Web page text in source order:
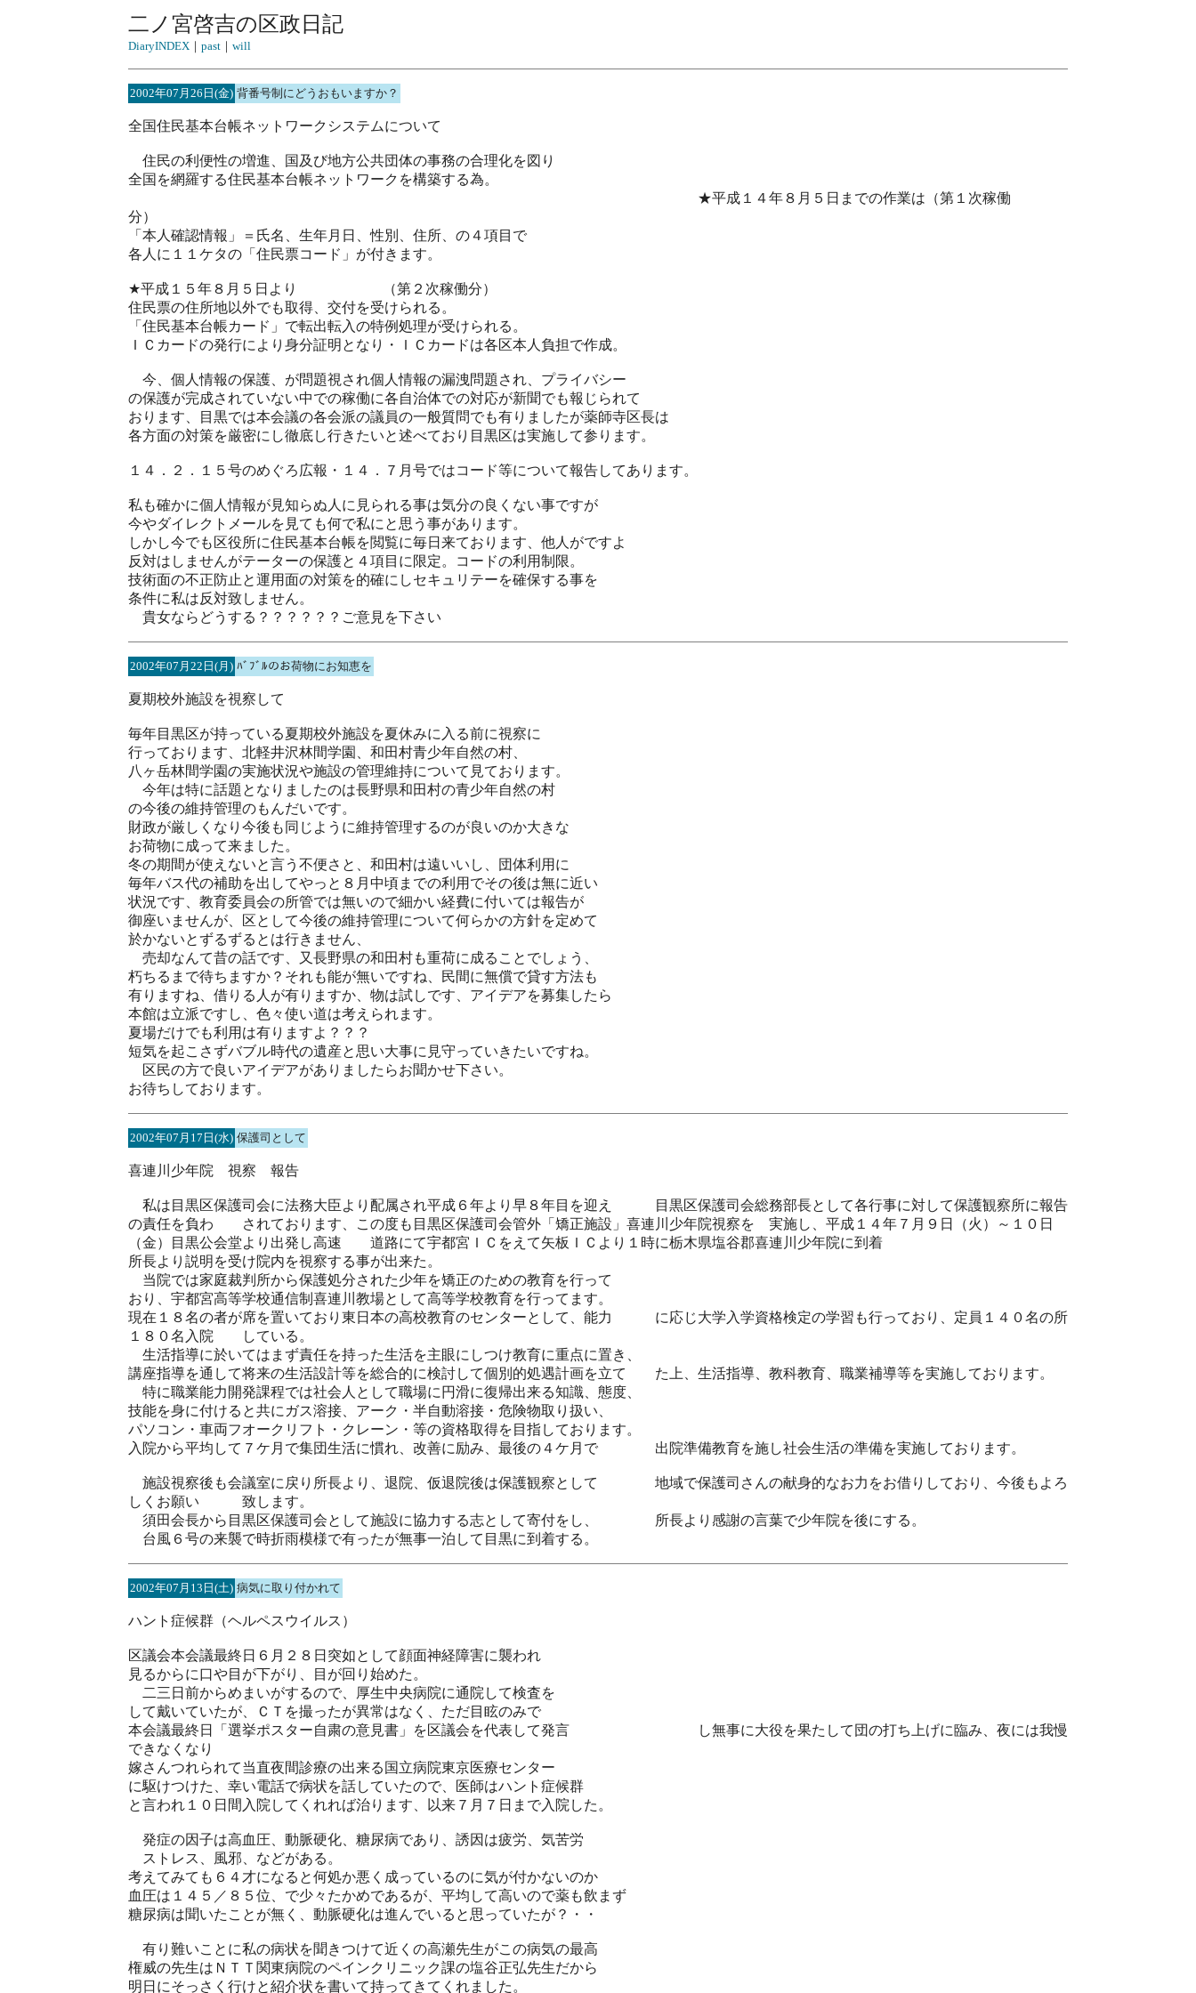
二ノ宮啓吉の区政日記
DiaryINDEX ｜ past ｜ will
2002年07月26日(金) 背番号制にどうおもいますか？
全国住民基本台帳ネットワークシステムについて
住民の利便性の増進、国及び地方公共団体の事務の合理化を図り
全国を網羅する住民基本台帳ネットワークを構築する為。
★平成１４年８月５日までの作業は（第１次稼働
分）
「本人確認情報」＝氏名、生年月日、性別、住所、の４項目で
各人に１１ケタの「住民票コード」が付きます。
★平成１５年８月５日より （第２次稼働分）
住民票の住所地以外でも取得、交付を受けられる。
「住民基本台帳カード」で転出転入の特例処理が受けられる。
ＩＣカードの発行により身分証明となり・ＩＣカードは各区本人負担で作成。
今、個人情報の保護、が問題視され個人情報の漏洩問題され、プライバシー
の保護が完成されていない中での稼働に各自治体での対応が新聞でも報じられて
おります、目黒では本会議の各会派の議員の一般質問でも有りましたが薬師寺区長は
各方面の対策を厳密にし徹底し行きたいと述べており目黒区は実施して参ります。
１４．２．１５号のめぐろ広報・１４．７月号ではコード等について報告してあります。
私も確かに個人情報が見知らぬ人に見られる事は気分の良くない事ですが
今やダイレクトメールを見ても何で私にと思う事があります。
しかし今でも区役所に住民基本台帳を閲覧に毎日来ております、他人がですよ
反対はしませんがテーターの保護と４項目に限定。コードの利用制限。
技術面の不正防止と運用面の対策を的確にしセキュリテーを確保する事を
条件に私は反対致しません。
貴女ならどうする？？？？？？ご意見を下さい
2002年07月22日(月) ﾊﾞﾌﾞﾙのお荷物にお知恵を
夏期校外施設を視察して
毎年目黒区が持っている夏期校外施設を夏休みに入る前に視察に
行っております、北軽井沢林間学園、和田村青少年自然の村、
八ヶ岳林間学園の実施状況や施設の管理維持について見ております。
今年は特に話題となりましたのは長野県和田村の青少年自然の村
の今後の維持管理のもんだいです。
財政が厳しくなり今後も同じように維持管理するのが良いのか大きな
お荷物に成って来ました。
冬の期間が使えないと言う不便さと、和田村は遠いいし、団体利用に
毎年バス代の補助を出してやっと８月中頃までの利用でその後は無に近い
状況です、教育委員会の所管では無いので細かい経費に付いては報告が
御座いませんが、区として今後の維持管理について何らかの方針を定めて
於かないとずるずるとは行きません、
売却なんて昔の話です、又長野県の和田村も重荷に成ることでしょう、
朽ちるまで待ちますか？それも能が無いですね、民間に無償で貸す方法も
有りますね、借りる人が有りますか、物は試しです、アイデアを募集したら
本館は立派ですし、色々使い道は考えられます。
夏場だけでも利用は有りますよ？？？
短気を起こさずバブル時代の遺産と思い大事に見守っていきたいですね。
区民の方で良いアイデアがありましたらお聞かせ下さい。
お待ちしております。
2002年07月17日(水) 保護司として
喜連川少年院 視察 報告
私は目黒区保護司会に法務大臣より配属され平成６年より早８年目を迎え 目黒区保護司会総務部長として各行事に対して保護観察所に報告
の責任を負わ されております、この度も目黒区保護司会管外「矯正施設」喜連川少年院視察を 実施し、平成１４年７月９日（火）～１０日
（金）目黒公会堂より出発し高速 道路にて宇都宮ＩＣをえて矢板ＩＣより１時に栃木県塩谷郡喜連川少年院に到着
所長より説明を受け院内を視察する事が出来た。
当院では家庭裁判所から保護処分された少年を矯正のための教育を行って
おり、宇都宮高等学校通信制喜連川教場として高等学校教育を行ってます。
現在１８名の者が席を置いており東日本の高校教育のセンターとして、能力 に応じ大学入学資格検定の学習も行っており、定員１４０名の所
１８０名入院 している。
生活指導に於いてはまず責任を持った生活を主眼にしつけ教育に重点に置き、
講座指導を通して将来の生活設計等を総合的に検討して個別的処遇計画を立て た上、生活指導、教科教育、職業補導等を実施しております。
特に職業能力開発課程では社会人として職場に円滑に復帰出来る知識、態度、
技能を身に付けると共にガス溶接、アーク・半自動溶接・危険物取り扱い、
パソコン・車両フオークリフト・クレーン・等の資格取得を目指しております。
入院から平均して７ケ月で集団生活に慣れ、改善に励み、最後の４ケ月で 出院準備教育を施し社会生活の準備を実施しております。
施設視察後も会議室に戻り所長より、退院、仮退院後は保護観察として 地域で保護司さんの献身的なお力をお借りしており、今後もよろ
しくお願い 致します。
須田会長から目黒区保護司会として施設に協力する志として寄付をし、 所長より感謝の言葉で少年院を後にする。
台風６号の来襲で時折雨模様で有ったが無事一泊して目黒に到着する。
2002年07月13日(土) 病気に取り付かれて
ハント症候群（ヘルペスウイルス）
区議会本会議最終日６月２８日突如として顔面神経障害に襲われ
見るからに口や目が下がり、目が回り始めた。
二三日前からめまいがするので、厚生中央病院に通院して検査を
して戴いていたが、ＣＴを撮ったが異常はなく、ただ目眩のみで
本会議最終日「選挙ポスター自粛の意見書」を区議会を代表して発言 し無事に大役を果たして団の打ち上げに臨み、夜には我慢
できなくなり
嫁さんつれられて当直夜間診療の出来る国立病院東京医療センター
に駆けつけた、幸い電話で病状を話していたので、医師はハント症候群
と言われ１０日間入院してくれれば治ります、以来７月７日まで入院した。
発症の因子は高血圧、動脈硬化、糖尿病であり、誘因は疲労、気苦労
ストレス、風邪、などがある。
考えてみても６４才になると何処か悪く成っているのに気が付かないのか
血圧は１４５／８５位、で少々たかめであるが、平均して高いので薬も飲まず
糖尿病は聞いたことが無く、動脈硬化は進んでいると思っていたが？・・
有り難いことに私の病状を聞きつけて近くの高瀬先生がこの病気の最高
権威の先生はＮＴＴ関東病院のペインクリニック課の塩谷正弘先生だから
明日にそっさく行けと紹介状を書いて持ってきてくれました。